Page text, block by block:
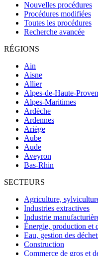
Nouvelles procédures
Procédures modifiées
Toutes les procédures
Recherche avancée
RÉGIONS
Ain
Aisne
Allier
Alpes-de-Haute-
Alpes-Maritimes
Ardèche
Ardennes
Ariège
Aube
Aude
Aveyron
Bas-Rhin
SECTEURS
Agriculture,
Industries extractives
Industrie
Énergie, production et
Eau, gestion des
Construction
Commerce de gros et